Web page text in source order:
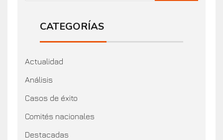
CATEGORÍAS
Actualidad
Análisis
Casos de éxito
Comités nacionales
Destacadas